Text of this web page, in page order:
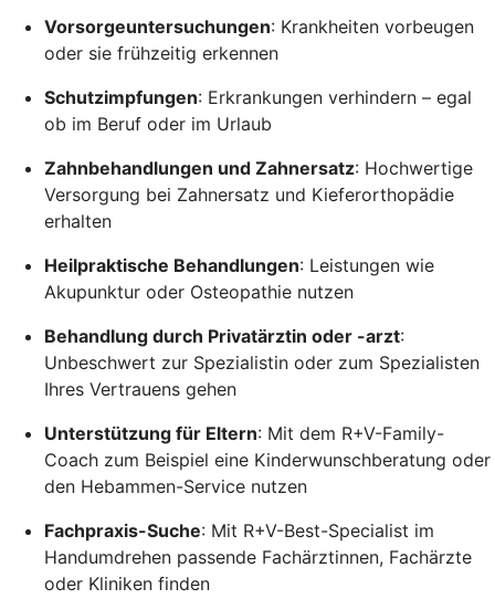
Vorsorgeuntersuchungen: Krankheiten vorbeugen
oder sie frühzeitig erkennen
Schutzimpfungen: Erkrankungen verhindern – egal
ob im Beruf oder im Urlaub
Zahnbehandlungen und Zahnersatz: Hochwertige
Versorgung bei Zahnersatz und Kieferorthopädie
erhalten
Heilpraktische Behandlungen: Leistungen wie
Akupunktur oder Osteopathie nutzen
Behandlung durch Privatärztin oder -arzt:
Unbeschwert zur Spezialistin oder zum Spezialisten
Ihres Vertrauens gehen
Unterstützung für Eltern: Mit dem R+V-Family-
Coach zum Beispiel eine Kinderwunschberatung oder
den Hebammen-Service nutzen
Fachpraxis-Suche: Mit R+V-Best-Specialist im
Handumdrehen passende Fachärztinnen, Fachärzte
oder Kliniken finden